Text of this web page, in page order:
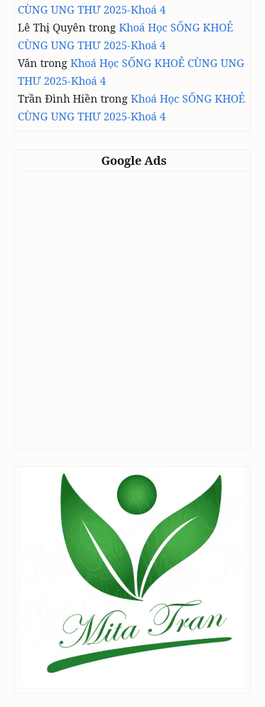
CÙNG UNG THƯ 2025-Khoá 4
Lê Thị Quyên trong Khoá Học SỐNG KHOẺ
CÙNG UNG THƯ 2025-Khoá 4
Vân trong Khoá Học SỐNG KHOẺ CÙNG UNG
THƯ 2025-Khoá 4
Trần Đình Hiền trong Khoá Học SỐNG KHOẺ
CÙNG UNG THƯ 2025-Khoá 4
Google Ads